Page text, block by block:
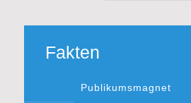
Fakten
Publikumsmagnet